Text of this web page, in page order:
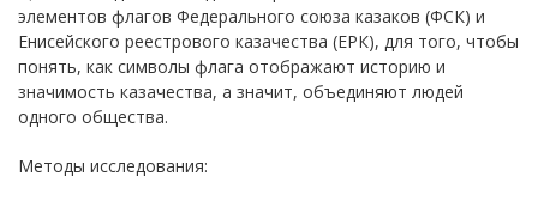
элементов флагов Федерального союза казаков (ФСК) и
Енисейского реестрового казачества (ЕРК), для того, чтобы
понять, как символы флага отображают историю и
значимость казачества, а значит, объединяют людей
одного общества.
Методы исследования: